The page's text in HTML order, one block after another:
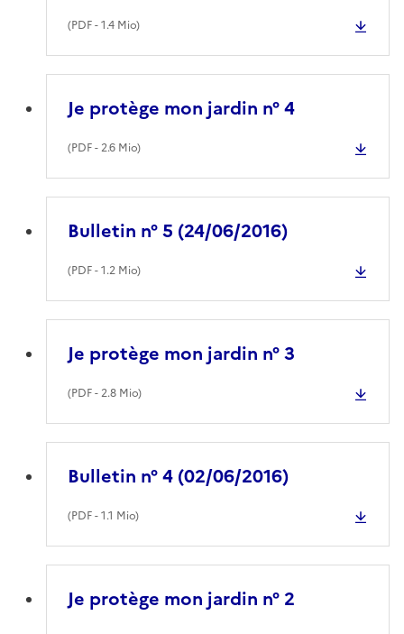
(PDF- 1.4 Mio)
Je protège mon jardin n° 4
(PDF- 2.6 Mio)
Bulletin n° 5 (24/06/2016)
(PDF- 1.2 Mio)
Je protège mon jardin n° 3
(PDF- 2.8 Mio)
Bulletin n° 4 (02/06/2016)
(PDF- 1.1 Mio)
Je protège mon jardin n° 2